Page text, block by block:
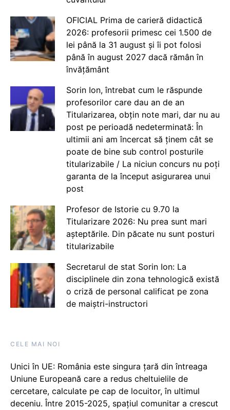
OFICIAL Prima de carieră didactică
2026: profesorii primesc cei 1.500 de
lei până la 31 august și îi pot folosi
până în august 2027 dacă rămân în
învățământ
Sorin Ion, întrebat cum le răspunde
profesorilor care dau an de an
Titularizarea, obțin note mari, dar nu au
post pe perioadă nedeterminată: În
ultimii ani am încercat să ținem cât se
poate de bine sub control posturile
titularizabile / La niciun concurs nu poți
garanta de la început asigurarea unui
post
Profesor de Istorie cu 9.70 la
Titularizare 2026: Nu prea sunt mari
așteptările. Din păcate nu sunt posturi
titularizabile
Secretarul de stat Sorin Ion: La
disciplinele din zona tehnologică există
o criză de personal calificat pe zona
de maiștri-instructori
CELE MAI NOI
Unici în UE: România este singura țară din întreaga
Uniune Europeană care a redus cheltuielile de
cercetare, calculate pe cap de locuitor, în ultimul
deceniu. Între 2015-2025, spațiul comunitar a crescut